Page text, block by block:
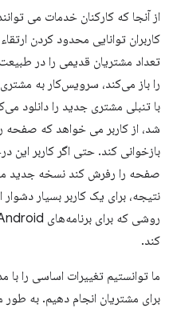
از آنجا که کارکنان خدمات می
کاربران توانایی محدود کردن
تعداد مشتریان قدیمی را در
را باز می‌کند، سرویس‌کار به
با تنبلی مشتری جدید را دانلود
شد، از کاربر می خواهد که صفحه
بازخوانی کند. حتی اگر کاربر این
صفحه را رفرش کند نسخه جدید
نتیجه، برای یک کاربر بسیار
کند.
ما توانستیم تغییرات اساسی را
برای مشتریان انجام دهیم. به